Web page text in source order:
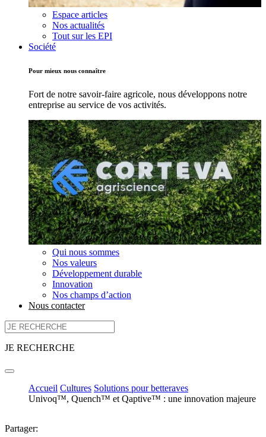
Espace articles
Nos actualités
Tout sur les EPI
Société
Pour mieux nous connaître
Fort de notre savoir-faire agricole, nous développons notre
entreprise au service de vos activités.
Qui nous sommes
Nos valeurs
Développement durable
Innovation
Nos champs d’action
Nous contacter
JE RECHERCHE
Accueil Cultures Solutions pour betteraves
Univoq™, Quench™ et Qaptive™ : une innovation majeure
Partager: